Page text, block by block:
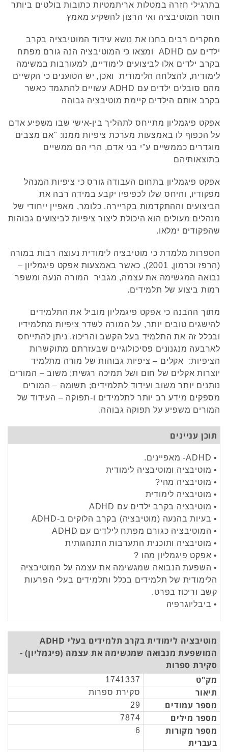
בתרגילי חזרה במטלות אריתמטיות כתובות בולטים ביותר
חוסר המוטיבציה ואי הרצון להשקיע מאמץ
מחקרים רבים בחנו את נושא עידוד המוטיבציה בקרב
ילדים עם ADHD ומצאו כי המוטיבציה הנה גורם מפתח
בקרב ילדים אלו לביצועים לימודיים, למעורבות במשימה
לימודית, להצלחה הלימודית
ואכן, יש הטוענים כי הקשיים
מהם סובלים ילדים עם ADHD עשויים להתגמד כאשר
בקרב אותם הילדים קיימת מוטיבציה גבוהה
אפקט פיגמליון מתייחס לתהליך בין-אישי שבו משפיע אדם
על הכפוף לו באמצעות מערכת ציפיות ממנו: "אם מצבים
מוגדרים כממשיים ע"י בני אדם, הרי הם ממשיים
בתוצאותיהם
אפקט פיגמליון בתחום העבודה גורס כי ציפיות המנהל
מפקודיו, והיחס שלו לכפיפיו יקבע במידה רבה את
הביצועים וההתקדמות בקריירה. כלומר, מאפיין ייחודי של
מנהלים מעולים הוא היכולת ליצור ציפיות לביצועים גבוהות
שהפקודים ימלאו.
הספרות מלמדת כי מוטיבציה לימודית נעוצה רבות במורה
(הרפז וכרמון, 2001), כאשר באמצעות אפקט פיגמליון –
נבואה המגשימה את עצמה, מגביר המורה הנעה ומשפר
רמות ביצוע של תלמידים.
מתוך ההבנה כי אפקט פיגמליון מוביל את התלמידים
להישגים טובים יותר, על המורה לשדר ציפיות מתלמידיו
ובכלל זה את התלמיד בעל הקשב והריכוז. ניתן להתייחס
לארבעה מנגנונים פסיכולוגיים שבעזרתם מתוקשרות
הציפיות: אקלים – ציפיות גבוהות של מורה מתלמיד
יוצרות אקלים של חום ושל תמיכה רגשית; משוב – המורים
נותנים יותר משוב ועידוד לתלמידים; תשומה – המורים
מספקים מידע רב יותר לתלמידים ו-תפוקה – העידוד של
המורים משפיע על תפוקה גבוהה.
תוכן עניינים
• ADHD- מאפיינים.
• מוטיבציה ומוטיבציה לימודית
• מוטיבציה מהי?
• מוטיבציה לימודית
• מוטיבציה בקרב ילדים עם ADHD
• בעיות בהנעה (מוטיבציה) בקרב הלוקים ב-ADHD
• המוטיבציה כגורם מפתח לילדים עם ADHD
• מוטיבציה ותוכנית התערבות התנהגותית
• אפקט פיגמליון מהו ?
• השפעת הנבואה שמגשימה את עצמה על המוטיבציה
הלימודית של תלמידים בכלל ותלמידים בעלי הפרעות
קשב וריכוז בפרט.
• ביבליוגרפיה
מוטיבציה לימודית בקרב תלמידים בעלי ADHD
המושפעת מנבואה שמגשימה את עצמה (פיגמליון) -
סקירת ספרות
מק"ט
1741337
תיאור סקירת ספרות
מספר עמודים 29
מספר מילים 7874
מספר מקורות
בעברית
6